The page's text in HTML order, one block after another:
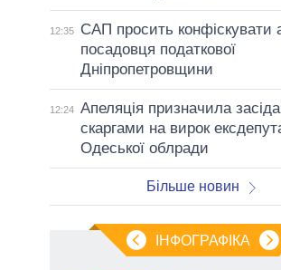
12:35
САП просить конфіскувати
посадовця податкової
Дніпропетровщини
12:24 Апеляція призначила
скаргами на вирок
Одеської облради
Більше новин
ІНФОГРАФІКА